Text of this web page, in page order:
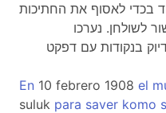
בכדי לאסוף את החתיכות
לשולחן. נערכו
En 10 febrero 1908 el
suluk para saver komo